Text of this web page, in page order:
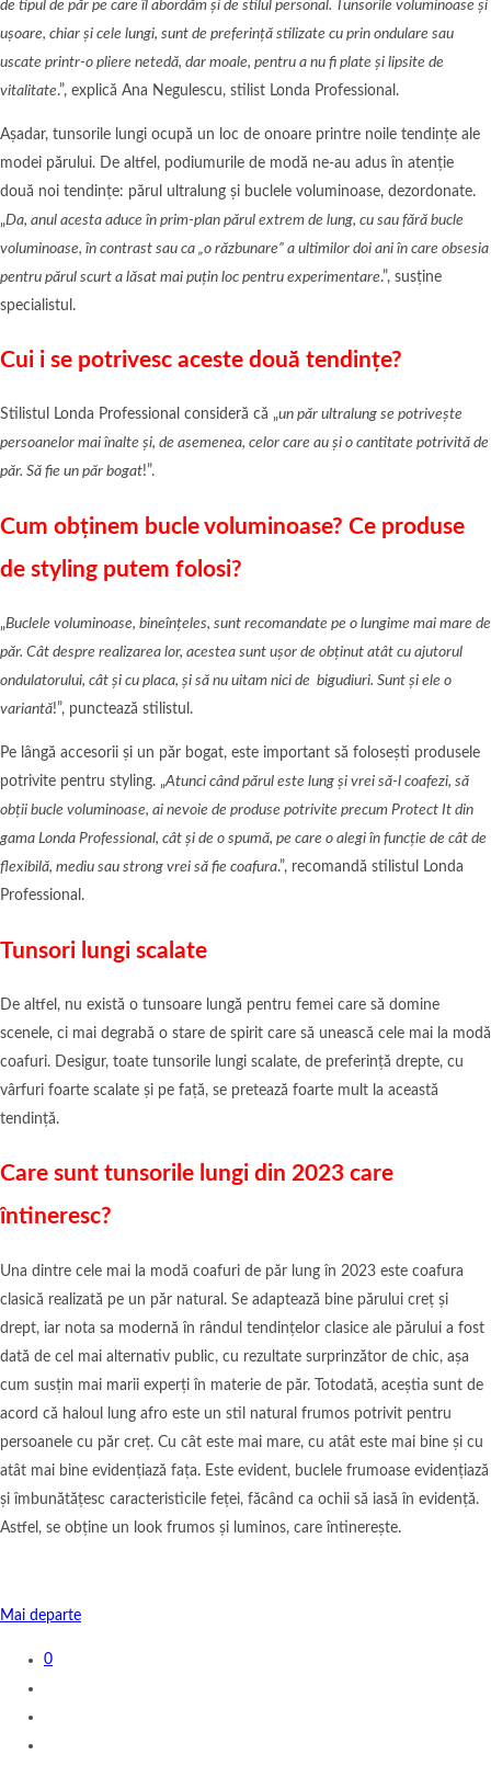
de tipul de păr pe care îl abordăm și de stilul personal. Tunsorile voluminoase și
ușoare, chiar și cele lungi, sunt de preferință stilizate cu prin ondulare sau
uscate printr-o pliere netedă, dar moale, pentru a nu fi plate și lipsite de
vitalitate.”, explică Ana Negulescu, stilist Londa Professional.
Așadar, tunsorile lungi ocupă un loc de onoare printre noile tendințe ale
modei părului. De altfel, podiumurile de modă ne-au adus în atenție
două noi tendințe: părul ultralung și buclele voluminoase, dezordonate.
„Da, anul acesta aduce în prim-plan părul extrem de lung, cu sau fără bucle
voluminoase, în contrast sau ca „o răzbunare” a ultimilor doi ani în care obsesia
pentru părul scurt a lăsat mai puțin loc pentru experimentare.”, susține
specialistul.
Cui i se potrivesc aceste două tendințe?
Stilistul Londa Professional consideră că „un păr ultralung se potrivește
persoanelor mai înalte și, de asemenea, celor care au și o cantitate potrivită de
păr. Să fie un păr bogat!”.
Cum obținem bucle voluminoase? Ce produse
de styling putem folosi?
„Buclele voluminoase, bineînțeles, sunt recomandate pe o lungime mai mare de
păr. Cât despre realizarea lor, acestea sunt ușor de obținut atât cu ajutorul
ondulatorului, cât și cu placa, și să nu uitam nici de bigudiuri. Sunt și ele o
variantă!”, punctează stilistul.
Pe lângă accesorii și un păr bogat, este important să folosești produsele
potrivite pentru styling. „Atunci când părul este lung și vrei să-l coafezi, să
obții bucle voluminoase, ai nevoie de produse potrivite precum Protect It din
gama Londa Professional, cât și de o spumă, pe care o alegi în funcție de cât de
flexibilă, mediu sau strong vrei să fie coafura.”, recomandă stilistul Londa
Professional.
Tunsori lungi scalate
De altfel, nu există o tunsoare lungă pentru femei care să domine
scenele, ci mai degrabă o stare de spirit care să unească cele mai la modă
coafuri. Desigur, toate tunsorile lungi scalate, de preferință drepte, cu
vârfuri foarte scalate și pe față, se pretează foarte mult la această
tendință.
Care sunt tunsorile lungi din 2023 care
întineresc?
Una dintre cele mai la modă coafuri de păr lung în 2023 este coafura
clasică realizată pe un păr natural. Se adaptează bine părului creț și
drept, iar nota sa modernă în rândul tendințelor clasice ale părului a fost
dată de cel mai alternativ public, cu rezultate surprinzător de chic, așa
cum susțin mai marii experți în materie de păr. Totodată, aceștia sunt de
acord că haloul lung afro este un stil natural frumos potrivit pentru
persoanele cu păr creț. Cu cât este mai mare, cu atât este mai bine și cu
atât mai bine evidențiază fața. Este evident, buclele frumoase evidențiază
și îmbunătățesc caracteristicile feței, făcând ca ochii să iasă în evidență.
Astfel, se obține un look frumos și luminos, care întinerește.
Mai departe
0